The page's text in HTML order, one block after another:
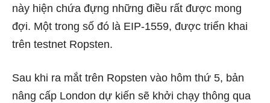
này hiện chứa đựng những điều rất được mong
đợi. Một trong số đó là EIP-1559, được triển khai
trên testnet Ropsten.
Sau khi ra mắt trên Ropsten vào hôm thứ 5, bản
nâng cấp London dự kiến ​​sẽ khởi chạy thông qua